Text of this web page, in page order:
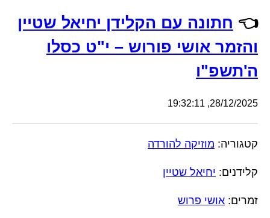
👈 חתונה עם הקלידן יחיאל שטיין
והזמר אושי פורוש – י"ט כסלו
ה'תשפ"ו
28/12/2025, 19:32:11
קטגוריה: מוזיקה להורדה
קלידנים: יחיאל שטיין
זמרים: אושי פרוש